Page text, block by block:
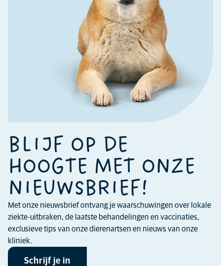
BLIJF OP DE
HOOGTE MET ONZE
NIEUWSBRIEF!
Met onze nieuwsbrief ontvang je waarschuwingen over lokale
ziekte-uitbraken, de laatste behandelingen en vaccinaties,
exclusieve tips van onze dierenartsen en nieuws van onze
kliniek.
Schrijf je in